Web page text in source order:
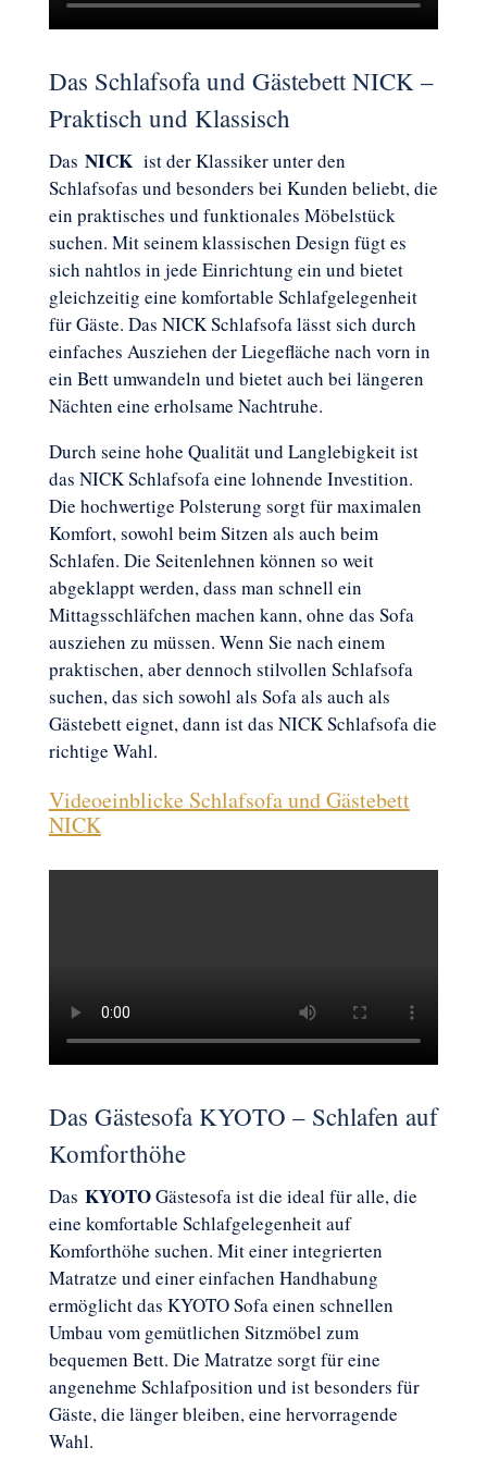
Das Schlafsofa und Gästebett NICK –
Praktisch und Klassisch
Das NICKist der Klassiker unter den
Schlafsofas und besonders bei Kunden beliebt, die
ein praktisches und funktionales Möbelstück
suchen. Mit seinem klassischen Design fügt es
sich nahtlos in jede Einrichtung ein und bietet
gleichzeitig eine komfortable Schlafgelegenheit
für Gäste. Das NICK Schlafsofa lässt sich durch
einfaches Ausziehen der Liegefläche nach vorn in
ein Bett umwandeln und bietet auch bei längeren
Nächten eine erholsame Nachtruhe.
Durch seine hohe Qualität und Langlebigkeit ist
das NICK Schlafsofa eine lohnende Investition.
Die hochwertige Polsterung sorgt für maximalen
Komfort, sowohl beim Sitzen als auch beim
Schlafen. Die Seitenlehnen können so weit
abgeklappt werden, dass man schnell ein
Mittagsschläfchen machen kann, ohne das Sofa
ausziehen zu müssen. Wenn Sie nach einem
praktischen, aber dennoch stilvollen Schlafsofa
suchen, das sich sowohl als Sofa als auch als
Gästebett eignet, dann ist das NICK Schlafsofa die
richtige Wahl.
Videoeinblicke Schlafsofa und Gästebett
NICK
Das Gästesofa KYOTO – Schlafen auf
Komforthöhe
Das KYOTOGästesofa ist die ideal für alle, die
eine komfortable Schlafgelegenheit auf
Komforthöhe suchen. Mit einer integrierten
Matratze und einer einfachen Handhabung
ermöglicht das KYOTO Sofa einen schnellen
Umbau vom gemütlichen Sitzmöbel zum
bequemen Bett. Die Matratze sorgt für eine
angenehme Schlafposition und ist besonders für
Gäste, die länger bleiben, eine hervorragende
Wahl.